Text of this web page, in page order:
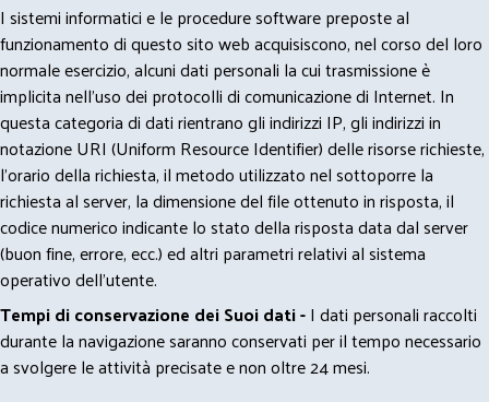
I sistemi informatici e le procedure software preposte al
funzionamento di questo sito web acquisiscono, nel corso del loro
normale esercizio, alcuni dati personali la cui trasmissione è
implicita nell'uso dei protocolli di comunicazione di Internet. In
questa categoria di dati rientrano gli indirizzi IP, gli indirizzi in
notazione URI (Uniform Resource Identifier) delle risorse richieste,
l'orario della richiesta, il metodo utilizzato nel sottoporre la
richiesta al server, la dimensione del file ottenuto in risposta, il
codice numerico indicante lo stato della risposta data dal server
(buon fine, errore, ecc.) ed altri parametri relativi al sistema
operativo dell'utente.
Tempi di conservazione dei Suoi dati -I dati personali raccolti
durante la navigazione saranno conservati per il tempo necessario
a svolgere le attività precisate e non oltre 24 mesi.